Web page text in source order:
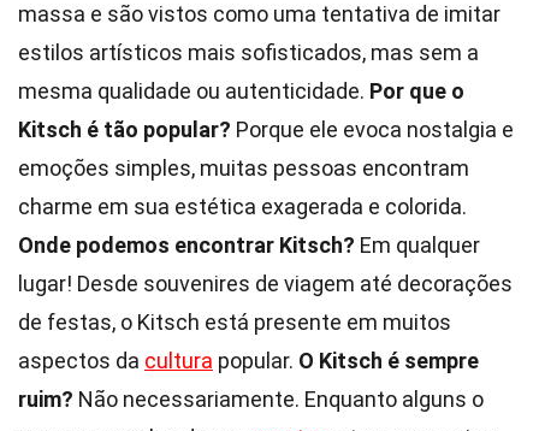
massa e são vistos como uma tentativa de imitar
estilos artísticos mais sofisticados, mas sem a
mesma qualidade ou autenticidade. Por que o
Kitsch é tão popular? Porque ele evoca nostalgia e
emoções simples, muitas pessoas encontram
charme em sua estética exagerada e colorida.
Onde podemos encontrar Kitsch? Em qualquer
lugar! Desde souvenires de viagem até decorações
de festas, o Kitsch está presente em muitos
aspectos da cultura popular. O Kitsch é sempre
ruim? Não necessariamente. Enquanto alguns o